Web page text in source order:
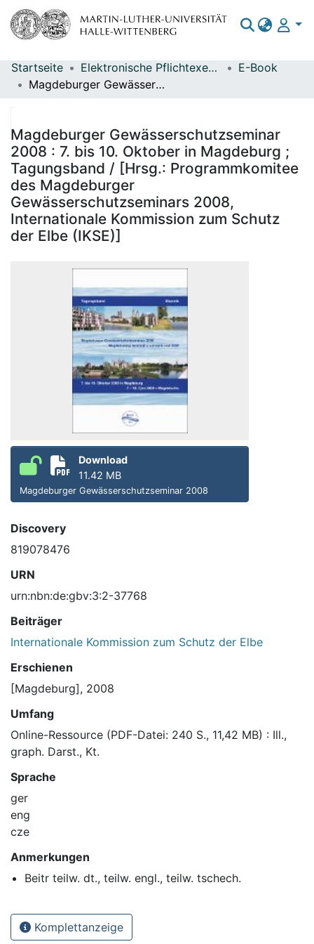
Bereiche & Sammlungen
Statistiken
Startseite Elektronische Pflichtexemplare
E-Book
Magdeburger Gewässerschutzseminar 2008 : 7. bis 10. Oktober in Magdeburg ; Tagungsband / [Hrsg.: Programmkomitee des Magdeburger Gewässerschutzseminars 2008, Internationale Kommission zum Schutz der Elbe (IKSE)]
Magdeburger Gewässerschutzseminar
2008 : 7. bis 10. Oktober in Magdeburg ;
Tagungsband / [Hrsg.: Programmkomitee
des Magdeburger
Gewässerschutzseminars 2008,
Internationale Kommission zum Schutz
der Elbe (IKSE)]
Download
11.42 MB
Magdeburger Gewässerschutzseminar 2008
Discovery
819078476
URN
urn:nbn:de:gbv:3:2-37768
Beiträger
Internationale Kommission zum Schutz der Elbe
Erschienen
[Magdeburg], 2008
Umfang
Online-Ressource (PDF-Datei: 240 S., 11,42 MB) : Ill.,
graph. Darst., Kt.
Sprache
ger
eng
cze
Anmerkungen
Beitr teilw. dt., teilw. engl., teilw. tschech.
Komplettanzeige